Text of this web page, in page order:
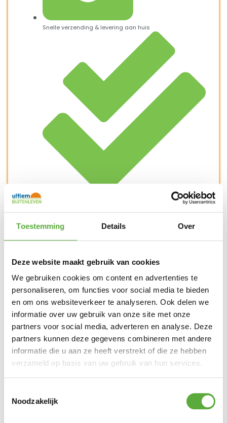
Toestemming Details Over
Deze website maakt gebruik van cookies
We gebruiken cookies om content en advertenties te
personaliseren, om functies voor social media te bieden
en om ons websiteverkeer te analyseren. Ook delen we
informatie over uw gebruik van onze site met onze
partners voor social media, adverteren en analyse. Deze
partners kunnen deze gegevens combineren met andere
informatie die u aan ze heeft verstrekt of die ze hebben
verzameld op basis van uw gebruik van hun services.
Noodzakelijk
Snelle verzending & levering aan huis
SKU6319CategorieënBarbecue accessoires,Weber
Merk Weber
6319
EAN 077924159626